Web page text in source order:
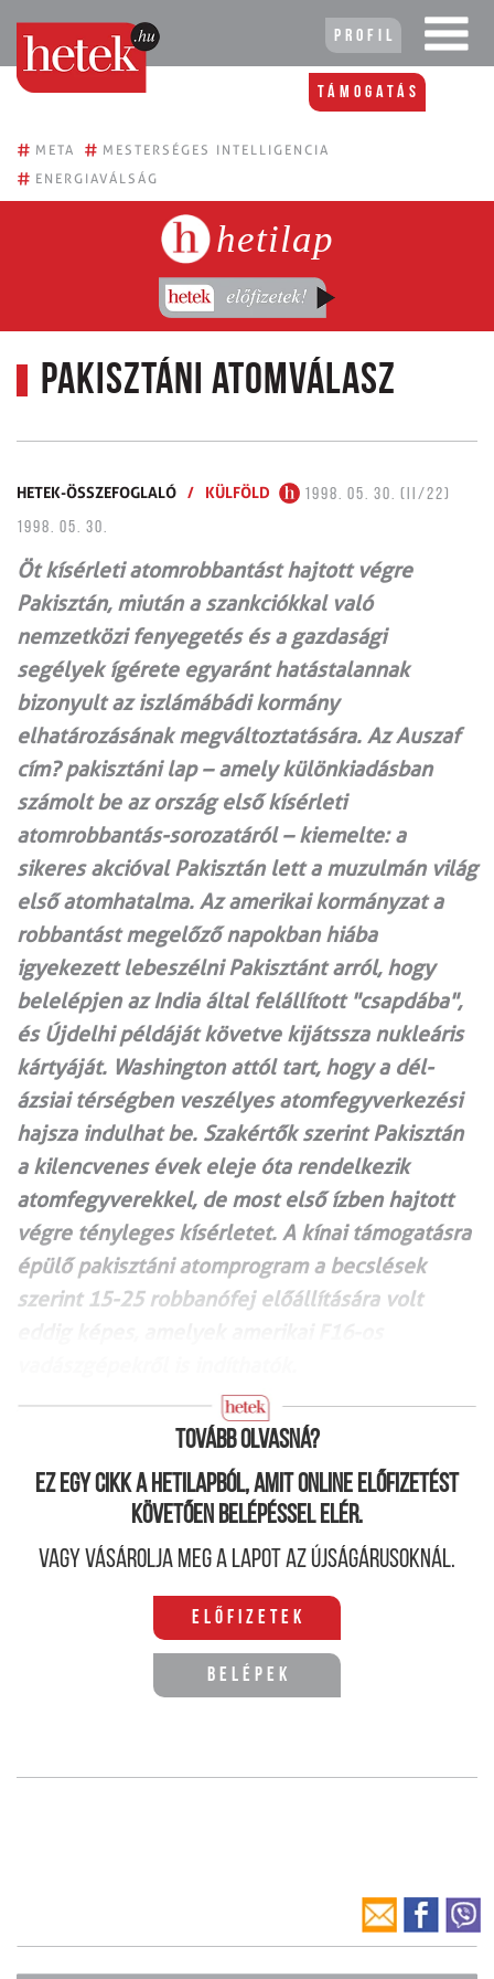
Profil
Támogatás
# META # MESTERSÉGES INTELLIGENCIA
# ENERGIAVÁLSÁG
hetilap
Pakisztáni atomválasz
HETEK-ÖSSZEFOGLALÓ / KÜLFÖLD
1998. 05. 30. (II/22)
1998. 05. 30.
Öt kísérleti atomrobbantást hajtott végre
Pakisztán, miután a szankciókkal való
nemzetközi fenyegetés és a gazdasági
segélyek ígérete egyaránt hatástalannak
bizonyult az iszlámábádi kormány
elhatározásának megváltoztatására. Az Auszaf
cím? pakisztáni lap – amely különkiadásban
számolt be az ország első kísérleti
atomrobbantás-sorozatáról – kiemelte: a
sikeres akcióval Pakisztán lett a muzulmán világ
első atomhatalma. Az amerikai kormányzat a
robbantást megelőző napokban hiába
igyekezett lebeszélni Pakisztánt arról, hogy
belelépjen az India által felállított "csapdába",
és Újdelhi példáját követve kijátssza nukleáris
kártyáját. Washington attól tart, hogy a dél-
ázsiai térségben veszélyes atomfegyverkezési
hajsza indulhat be. Szakértők szerint Pakisztán
a kilencvenes évek eleje óta rendelkezik
atomfegyverekkel, de most első ízben hajtott
végre tényleges kísérletet. A kínai támogatásra
épülő pakisztáni atomprogram a becslések
szerint 15-25 robbanófej előállítására volt
Tovább olvasná?
Ez egy cikk a hetilapból, amit online előfizetést
követően belépéssel elér.
Vagy vásárolja meg a lapot az újságárusoknál.
Előfizetek
Belépek